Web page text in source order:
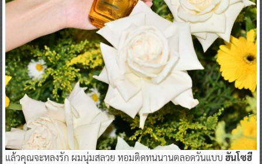
แล้วคุณจะหลงรัก ผมนุ่มสลวย หอมติดทนนานตลอดวันแบบ ฮันโซฮี